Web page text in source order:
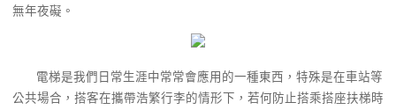
無年夜礙。
電梯是我們日常生涯中常常會應用的一種東西，特殊是在車站等
公共場合，搭客在攜帶浩繁行李的情形下，若何防止搭乘搭座扶梯時